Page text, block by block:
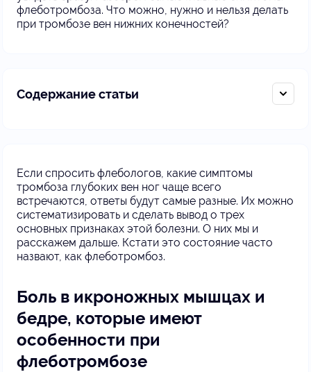
флеботромбоза. Что можно, нужно и нельзя делать
при тромбозе вен нижних конечностей?
Содержание статьи
Если спросить флебологов, какие симптомы
тромбоза глубоких вен ног чаще всего
встречаются, ответы будут самые разные. Их можно
систематизировать и сделать вывод о трех
основных признаках этой болезни. О них мы и
расскажем дальше. Кстати это состояние часто
назвают, как флеботромбоз.
Боль в икроножных мышцах и
бедре, которые имеют
особенности при
флеботромбозе